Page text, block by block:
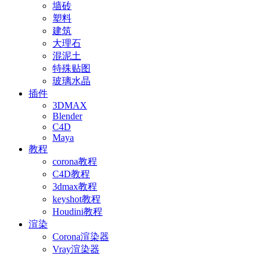
墙砖
塑料
建筑
大理石
混泥土
特殊贴图
玻璃水晶
插件
3DMAX
Blender
C4D
Maya
教程
corona教程
C4D教程
3dmax教程
keyshot教程
Houdini教程
渲染
Corona渲染器
Vray渲染器